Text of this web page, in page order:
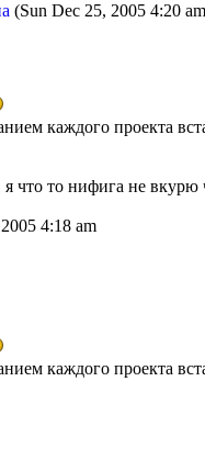
(Sun Dec 25, 2005 4:20
каждого проекта
что то нифига не вкурю
4:18 am
каждого проекта